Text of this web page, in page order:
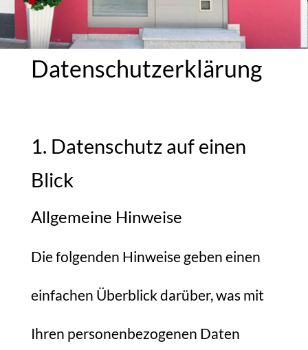
Datenschutzerklärung
1. Datenschutz auf einen
Blick
Allgemeine Hinweise
Die folgenden Hinweise geben einen
einfachen Überblick darüber, was mit
Ihren personenbezogenen Daten